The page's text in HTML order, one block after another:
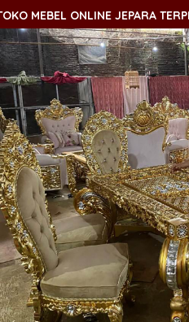
ONLINE JEPARA